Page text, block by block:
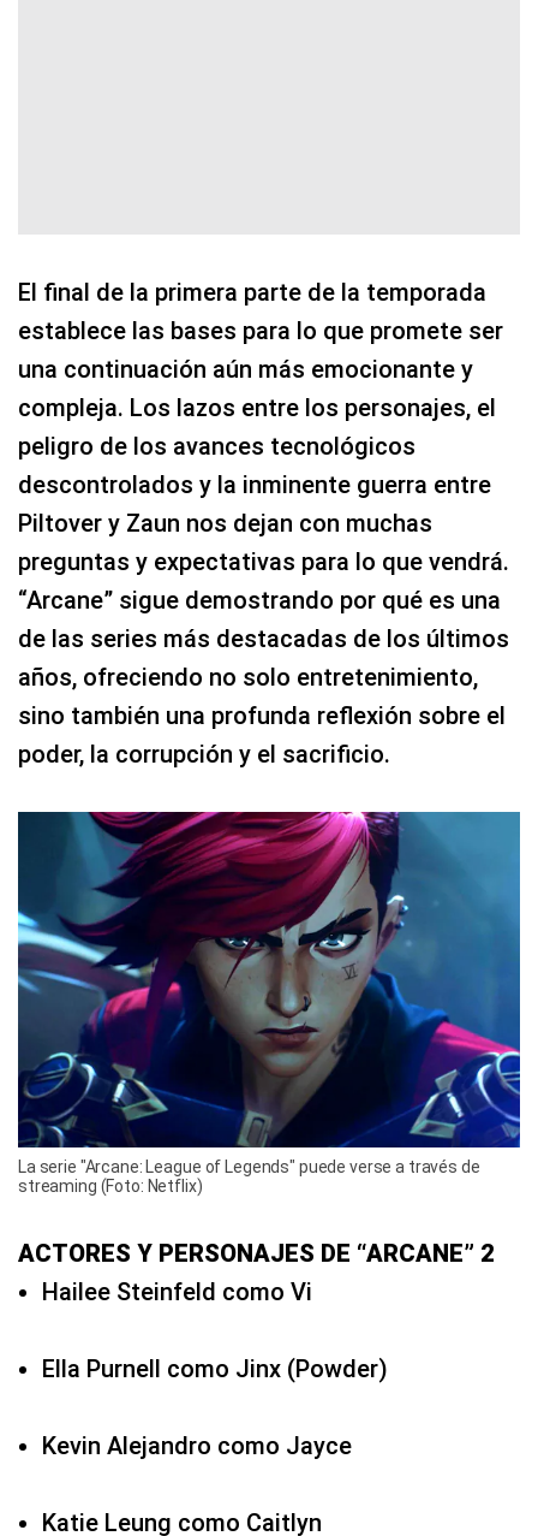
El final de la primera parte de la temporada
establece las bases para lo que promete ser
una continuación aún más emocionante y
compleja. Los lazos entre los personajes, el
peligro de los avances tecnológicos
descontrolados y la inminente guerra entre
Piltover y Zaun nos dejan con muchas
preguntas y expectativas para lo que vendrá.
“Arcane” sigue demostrando por qué es una
de las series más destacadas de los últimos
años, ofreciendo no solo entretenimiento,
sino también una profunda reflexión sobre el
poder, la corrupción y el sacrificio.
La serie "Arcane: League of Legends" puede verse a través de
streaming (Foto: Netflix)
ACTORES Y PERSONAJES DE “ARCANE” 2
Hailee Steinfeld como Vi
Ella Purnell como Jinx (Powder)
Kevin Alejandro como Jayce
Katie Leung como Caitlyn